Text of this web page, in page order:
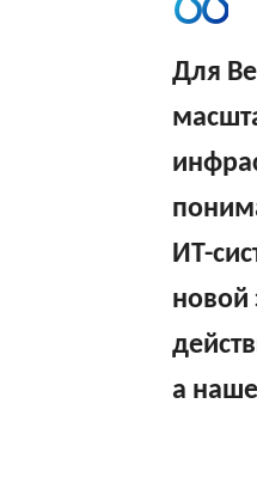
Для
ИТ-
новой
а